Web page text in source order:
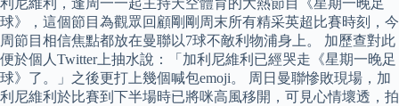
利尼維利，逢周一一起主持天空體育的大熱節目《星期一晚足
球》，這個節目為觀眾回顧剛剛周末所有精采英超比賽時刻，今
周節目相信焦點都放在曼聯以7球不敵利物浦身上。 加歷查對此
便於個人Twitter上抽水說：「加利尼維利已經哭走《星期一晚足
球》了。」之後更打上幾個喊包emoji。 周日曼聯慘敗現場，加
利尼維利於比賽到下半場時已將咪高風移開，可見心情壞透，拍